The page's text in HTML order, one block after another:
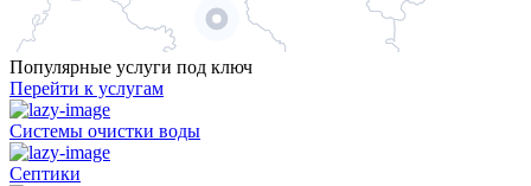
Популярные услуги под ключ
Перейти к услугам
Системы очистки воды
Септики